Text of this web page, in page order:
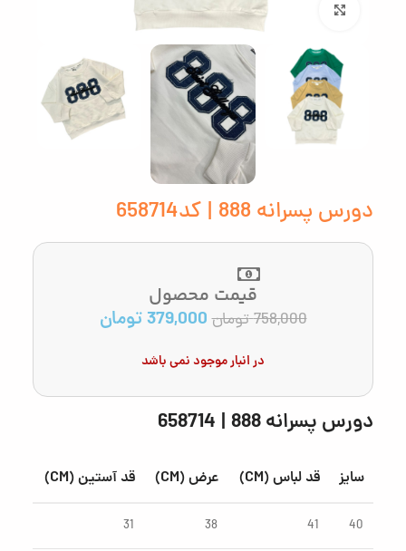
بزرگنمایی تصویر
دورس پسرانه 888 | کد658714
قیمت محصول
758,000تومان 379,000تومان
در انبار موجود نمی باشد
دورس پسرانه 888 | 658714
سایز قد لباس (CM) عرض (CM) قد آستین (CM)
40
41
38
31